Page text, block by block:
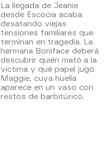
La llegada de Jeanie
desde Escocia acaba
desatando viejas
tensiones familiares que
terminan en tragedia. La
hermana Boniface deberá
descubrir quién mató a la
víctima y qué papel jugó
Maggie, cuya huella
aparece en un vaso con
restos de barbitúrico.